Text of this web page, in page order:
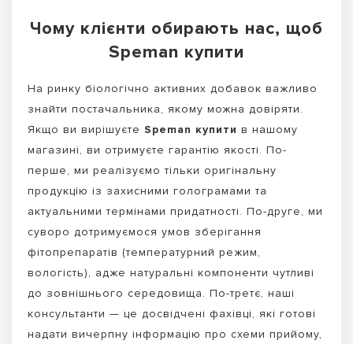
Чому клієнти обирають нас, щоб
Speman купити
На ринку біологічно активних добавок важливо
знайти постачальника, якому можна довіряти.
Якщо ви вирішуєте Speman купити в нашому
магазині, ви отримуєте гарантію якості. По-
перше, ми реалізуємо тільки оригінальну
продукцію із захисними голограмами та
актуальними термінами придатності. По-друге, ми
суворо дотримуємося умов зберігання
фітопрепаратів (температурний режим,
вологість), адже натуральні компоненти чутливі
до зовнішнього середовища. По-третє, наші
консультанти — це досвідчені фахівці, які готові
надати вичерпну інформацію про схеми прийому,